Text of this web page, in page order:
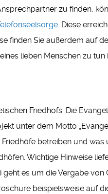
zu finden,
. Diese
finden Sie außerdem auf
lieben Menschen zu tun
Friedhofs. Die
unter dem Motto
betreiben und was
Wichtige Hinweise
geht es um die Vergabe
beispielsweise auf